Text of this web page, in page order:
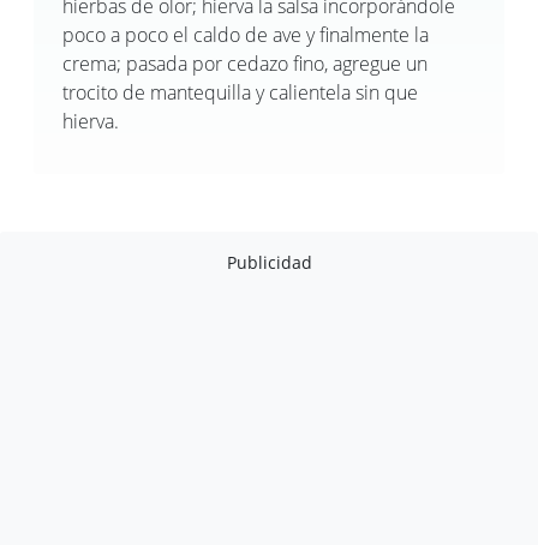
hierbas de olor; hierva la salsa incorporándole
poco a poco el caldo de ave y finalmente la
crema; pasada por cedazo fino, agregue un
trocito de mantequilla y calientela sin que
hierva.
Publicidad